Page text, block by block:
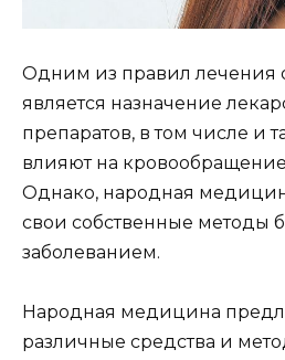
Одним из правил лечения
является назначение
препаратов, в том числе и
влияют на кровообращение
Однако, народная
свои собственные методы
заболеванием.
Народная медицина
различные средства и